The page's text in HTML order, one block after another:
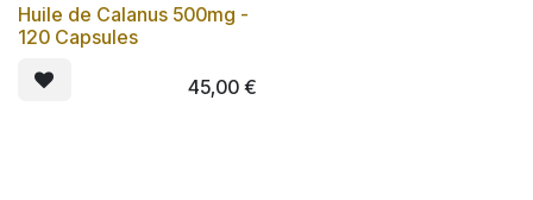
Lot de 3
Huile de Calanus 500mg -
120 Capsules
45,00€